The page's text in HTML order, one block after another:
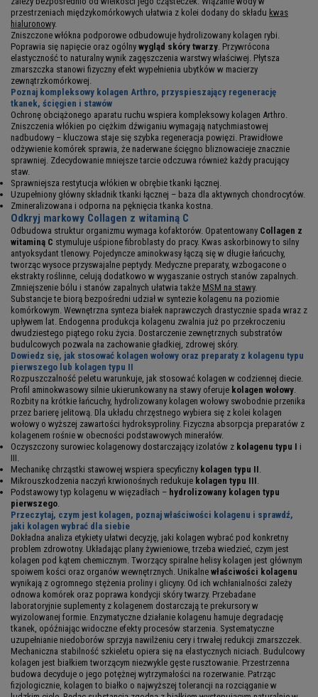
przestrzeniach międzykomórkowych ułatwia z kolei dodany do składu kwas
hialuronowy.
Zniszczone włókna podporowe odbudowuje hydrolizowany kolagen rybi.
Poprawia się napięcie oraz ogólny wygląd skóry twarzy . Przywrócona
elastyczność to naturalny wynik zagęszczenia warstwy właściwej. Płytsza
zmarszczka stanowi fizyczny efekt wypełnienia ubytków w macierzy
zewnątrzkomórkowej.
Poznaj kompleksowy kolagen Arthro, przyspieszający regenerację
tkanek, ścięgien i stawów
Ochronę obciążonego aparatu ruchu wspiera kompleksowy kolagen Arthro.
Zniszczenia włókien po ciężkim dźwiganiu wymagają natychmiastowej
nadbudowy – kluczowa staje się szybka regeneracja powięzi. Prawidłowe
odżywienie komórek sprawia, że naderwane ścięgno bliznowacieje znacznie
sprawniej. Zdecydowanie mniejsze tarcie odczuwa również każdy pracujący
staw.
Sprawniejsza restytucja włókien w obrębie tkanki łącznej.
Uzupełniony główny składnik tkanki łącznej – baza dla aktywnych chondrocytów.
Zmineralizowana i odporna na pęknięcia tkanka kostna.
Odkryj markowy Collagen z witaminą C
Odbudowa struktur organizmu wymaga kofaktorów. Opatentowany Collagen z
witaminą C stymuluje uśpione fibroblasty do pracy. Kwas askorbinowy to silny
antyoksydant tlenowy. Pojedyncze aminokwasy łączą się w długie łańcuchy,
tworząc wysoce przyswajalne peptydy. Medyczne preparaty, wzbogacone o
ekstrakty roślinne, celują dodatkowo w wygaszanie ostrych stanów zapalnych.
Zmniejszenie bólu i stanów zapalnych ułatwia także MSM na stawy.
Substancje te biorą bezpośredni udział w syntezie kolagenu na poziomie
komórkowym. Wewnętrzna synteza białek naprawczych drastycznie spada wraz z
upływem lat. Endogenna produkcja kolagenu zwalnia już po przekroczeniu
dwudziestego piątego roku życia. Dostarczenie zewnętrznych substratów
budulcowych pozwala na zachowanie gładkiej, zdrowej skóry.
Dowiedz się, jak stosować kolagen wołowy oraz preparaty z kolagenu typu
pierwszego lub kolagen typu II
Rozpuszczalność peletu warunkuje, jak stosować kolagen w codziennej diecie.
Profil aminokwasowy silnie ukierunkowany na stawy oferuje kolagen wołowy
Rozbity na krótkie łańcuchy, hydrolizowany kolagen wołowy swobodnie przenika
przez barierę jelitową. Dla układu chrzęstnego wybiera się z kolei kolagen
wołowy o wyższej zawartości hydroksyproliny. Fizyczna absorpcja preparatów z
kolagenem rośnie w obecności podstawowych minerałów.
Oczyszczony surowiec kolagenowy dostarczający izolatów z kolagenu typu I i
III.
Mechanikę chrząstki stawowej wspiera specyficzny kolagen typu II
Mikrouszkodzenia naczyń krwionośnych redukuje kolagen typu III
Podstawowy typ kolagenu w więzadłach – hydrolizowany kolagen typu
pierwszego
Przeczytaj, czym jest kolagen, poznaj właściwości kolagenu i sprawdź,
jaki kolagen wybrać dla siebie
Dokładna analiza etykiety ułatwi decyzję, jaki kolagen wybrać pod konkretny
problem zdrowotny. Układając plany żywieniowe, trzeba wiedzieć, czym jest
kolagen pod kątem chemicznym. Tworzący spiralne helisy kolagen jest głównym
spoiwem kości oraz organów wewnętrznych. Unikalne właściwości kolagenu
wynikają z ogromnego stężenia proliny i glicyny. Od ich wchłanialności zależy
odnowa komórek oraz poprawa kondycji skóry twarzy. Przebadane
laboratoryjnie suplementy z kolagenem dostarczają te prekursory w
wyizolowanej formie. Enzymatyczne działanie kolagenu hamuje degradację
tkanek, opóźniając widoczne efekty procesów starzenia. Systematyczne
uzupełnianie niedoborów sprzyja nawilżeniu cery i trwałej redukcji zmarszczek.
Mechaniczna stabilność szkieletu opiera się na elastycznych niciach. Budulcowy
kolagen jest białkiem tworzącym niezwykle gęste rusztowanie. Przestrzenna
budowa decyduje o jego potężnej wytrzymałości na rozerwanie. Patrząc
fizjologicznie, kolagen to białko o najwyższej tolerancji na rozciąganie w